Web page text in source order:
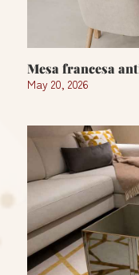
Mesa francesa
May 20, 2026